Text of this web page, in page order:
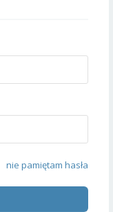
nie pamiętam hasła